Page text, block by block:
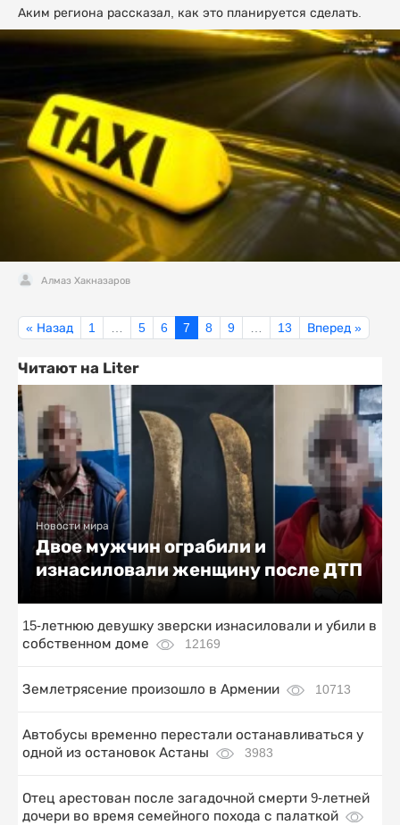
Аким региона рассказал, как это планируется сделать.
Алмаз Хакназаров
« Назад 1 5 6 7 8 9 13 Вперед »
Читают на Liter
Новости мира
Двое мужчин ограбили и
изнасиловали женщину после ДТП
15-летнюю девушку зверски изнасиловали и убили в
собственном доме
12169
Землетрясение произошло в Армении 10713
Автобусы временно перестали останавливаться у
одной из остановок Астаны
3983
Отец арестован после загадочной смерти 9-летней
дочери во время семейного похода с палаткой